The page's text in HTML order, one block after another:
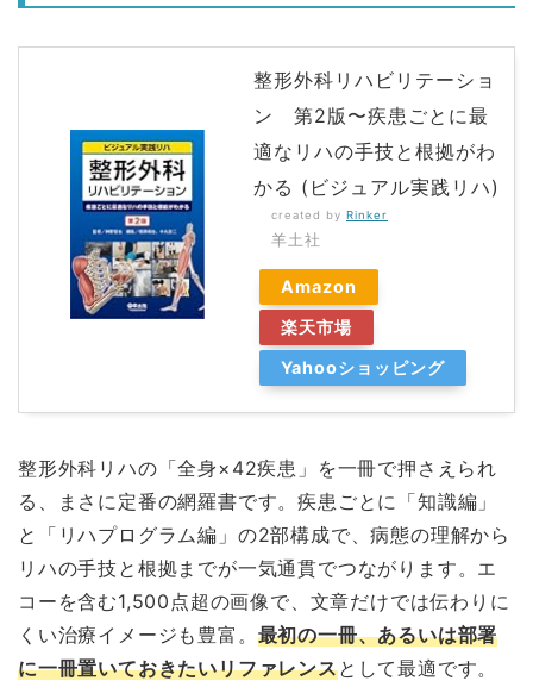
整形外科リハビリテーショ
ン 第2版〜疾患ごとに最
適なリハの手技と根拠がわ
かる (ビジュアル実践リハ)
created by Rinker
羊土社
Amazon
楽天市場
Yahooショッピング
整形外科リハの「全身×42疾患」を一冊で押さえられ
る、まさに定番の網羅書です。疾患ごとに「知識編」
と「リハプログラム編」の2部構成で、病態の理解から
リハの手技と根拠までが一気通貫でつながります。エ
コーを含む1,500点超の画像で、文章だけでは伝わりに
くい治療イメージも豊富。 最初の一冊、あるいは部署
に一冊置いておきたいリファレンスとして最適です。